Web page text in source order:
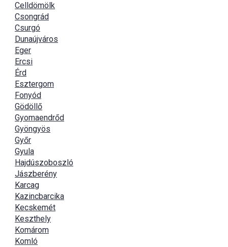
Celldömölk
Csongrád
Csurgó
Dunaújváros
Eger
Ercsi
Érd
Esztergom
Fonyód
Gödöllő
Gyomaendrőd
Gyöngyös
Győr
Gyula
Hajdúszoboszló
Jászberény
Karcag
Kazincbarcika
Kecskemét
Keszthely
Komárom
Komló